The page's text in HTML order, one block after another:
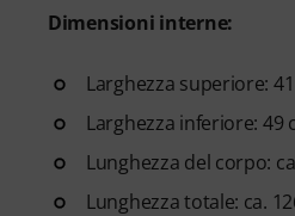
Dimensioni interne:
Larghezza superiore:
Larghezza inferiore: 49
Lunghezza del corpo:
Lunghezza totale: ca.